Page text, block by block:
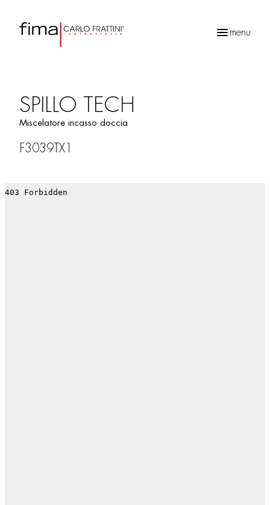
menu
SPILLO TECH
Miscelatore incasso doccia
F3039TX1